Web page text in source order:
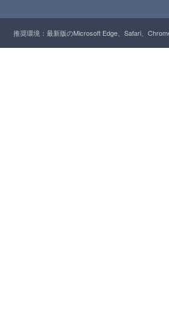
推奨環境：最新版のMicrosoft Edge、Safari、